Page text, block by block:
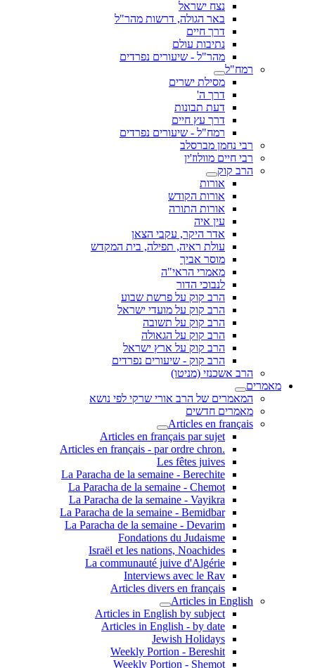
נצח ישראל
באר הגולה, דרשות מהר"ל
דרך חיים
נתיבות עולם
מהר"ל - שיעורים נפרדים
רמח"ל
מסילת ישרים
דרך ה'
דעת תבונות
דרך עץ חיים
רמח"ל - שיעורים נפרדים
רבי נחמן מברסלב
רבי חיים מוולוז'ין
הרב קוק
אורות
אורות הקודש
אורות התורה
עין איה
אדר היקר, עקבי הצאן
עולת ראיה, תפילה, בית המקדש
מוסר אביך
מאמרי הראי"ה
לנבוכי הדור
הרב קוק על פרשת שבוע
הרב קוק על מועדי ישראל
הרב קוק על תשובה
הרב קוק על הגאולה
הרב קוק על ארץ ישראל
הרב קוק - שיעורים נפרדים
הרב אשכנזי (מניטו)
מאמרים
המאמרים של הרב אורי שרקי לפי נושא
מאמרים חדשים
Articles en français
Articles en français par sujet
.Articles en français - par ordre chron
Les fêtes juives
La Paracha de la semaine - Berechite
La Paracha de la semaine - Chemot
La Paracha de la semaine - Vayikra
La Paracha de la semaine - Bemidbar
La Paracha de la semaine - Devarim
Fondations du Judaisme
Israël et les nations, Noachides
La communauté juive d'Algérie
Interviews avec le Rav
Articles divers en français
Articles in English
Articles in English by subject
Articles in English - by date
Jewish Holidays
Weekly Portion - Bereshit
Weekly Portion - Shemot